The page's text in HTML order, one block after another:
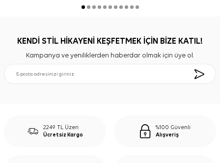
KENDİ STİL HİKAYENİ KEŞFETMEK İÇİN BİZE KATIL!
Kampanya ve yeniliklerden haberdar olmak için üye ol.
2249 TL Üzeri
Ücretsiz Kargo
%100 Güvenli
Alışveriş